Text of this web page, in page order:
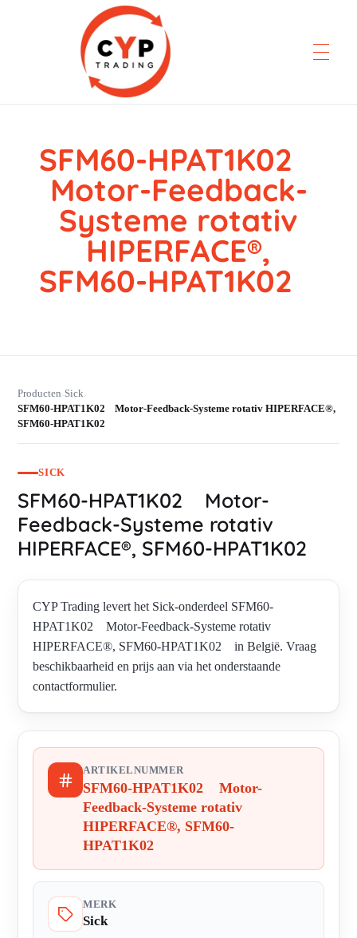
CYP Trading
Professionelle Ersatzteilbeschaffung
SFM60-HPAT1K02
Motor-Feedback-
Systeme rotativ
HIPERFACE®,
SFM60-HPAT1K02
Producten›Sick›
SFM60-HPAT1K02 Motor-Feedback-Systeme rotativ HIPERFACE®,
SFM60-HPAT1K02
SICK
SFM60-HPAT1K02 Motor-
Feedback-Systeme rotativ
HIPERFACE®, SFM60-HPAT1K02
CYP Trading levert het Sick-onderdeel SFM60-
HPAT1K02 Motor-Feedback-Systeme rotativ
HIPERFACE®, SFM60-HPAT1K02 in België. Vraag
beschikbaarheid en prijs aan via het onderstaande
contactformulier.
ARTIKELNUMMER
SFM60-HPAT1K02 Motor-
Feedback-Systeme rotativ
HIPERFACE®, SFM60-
HPAT1K02
MERK
Sick